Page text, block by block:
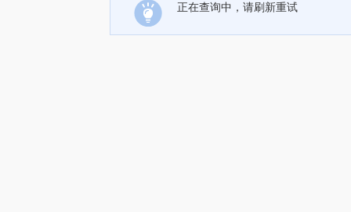
正在查询中，请刷新重试